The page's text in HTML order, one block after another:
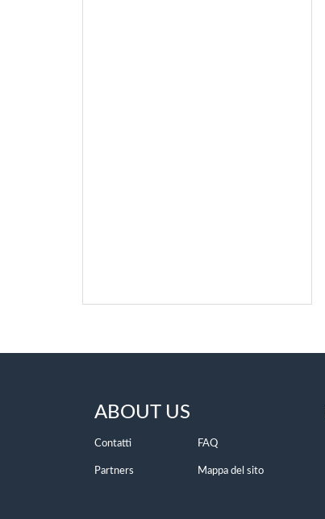
ABOUT US
Contatti FAQ
Partners Mappa del sito